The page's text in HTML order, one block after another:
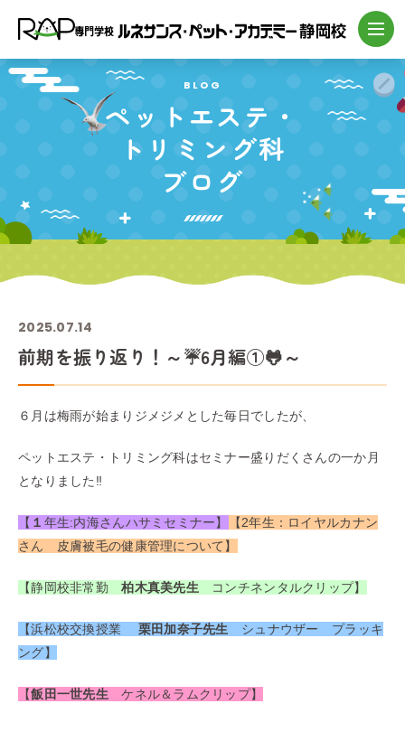
BLOG
ペットエステ・
トリミング科
ブログ
2025.07.14
前期を振り返り！～☔6月編①🐸～
６月は梅雨が始まりジメジメとした毎日でしたが、
ペットエステ・トリミング科はセミナー盛りだくさんの一か月
となりました‼
【 １ 年生:内海さんハサミセミナー】
【2年生：ロイヤルカナン
さん 皮膚被毛の健康管理について】
【静岡校非常勤柏木真美先生コンチネンタルクリップ】
【浜松校交換授業 栗田加奈子先生 シュナウザー プラッキ
ング】
【飯田一世先生ケネル＆ラムクリップ】